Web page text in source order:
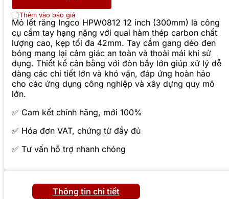
Thêm vào báo giá
Mỏ lết răng Ingco HPW0812 12 inch (300mm) là công
cụ cầm tay hạng nặng với quai hàm thép carbon chất
lượng cao, kẹp tối đa 42mm. Tay cầm gang dẻo đen
bóng mang lại cảm giác an toàn và thoải mái khi sử
dụng. Thiết kế cân bằng với đòn bẩy lớn giúp xử lý dễ
dàng các chi tiết lớn và khó vặn, đáp ứng hoàn hảo
cho các ứng dụng công nghiệp và xây dựng quy mô
lớn.
✅ Cam kết chính hãng, mới 100%
✅ Hóa đơn VAT, chứng từ đầy đủ
✅ Tư vấn hỗ trợ nhanh chóng
Thông tin chi tiết